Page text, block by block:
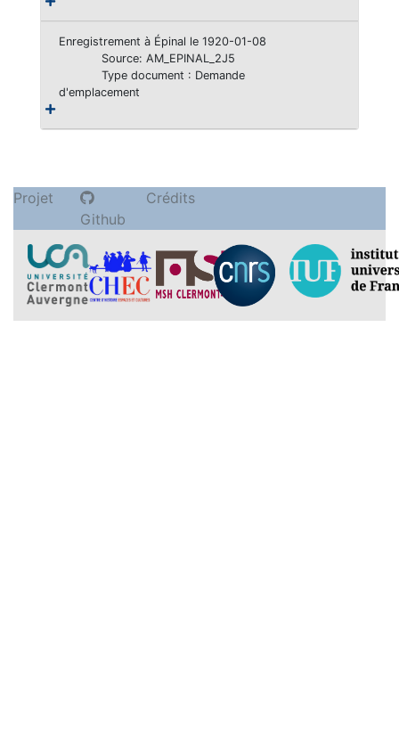
Enregistrement à Épinal le 1920-01-08
Source: AM_EPINAL_2J5
Type document : Demande
d'emplacement
Projet
Github
Crédits